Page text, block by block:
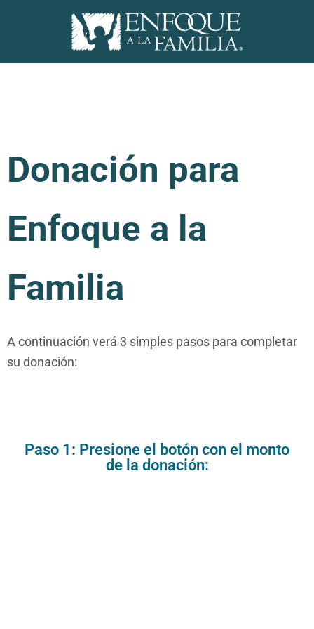
Donación para
Enfoque a la
Familia
A continuación verá 3 simples pasos para completar
su donación:
Paso 1: Presione el botón con el monto
de la donación: